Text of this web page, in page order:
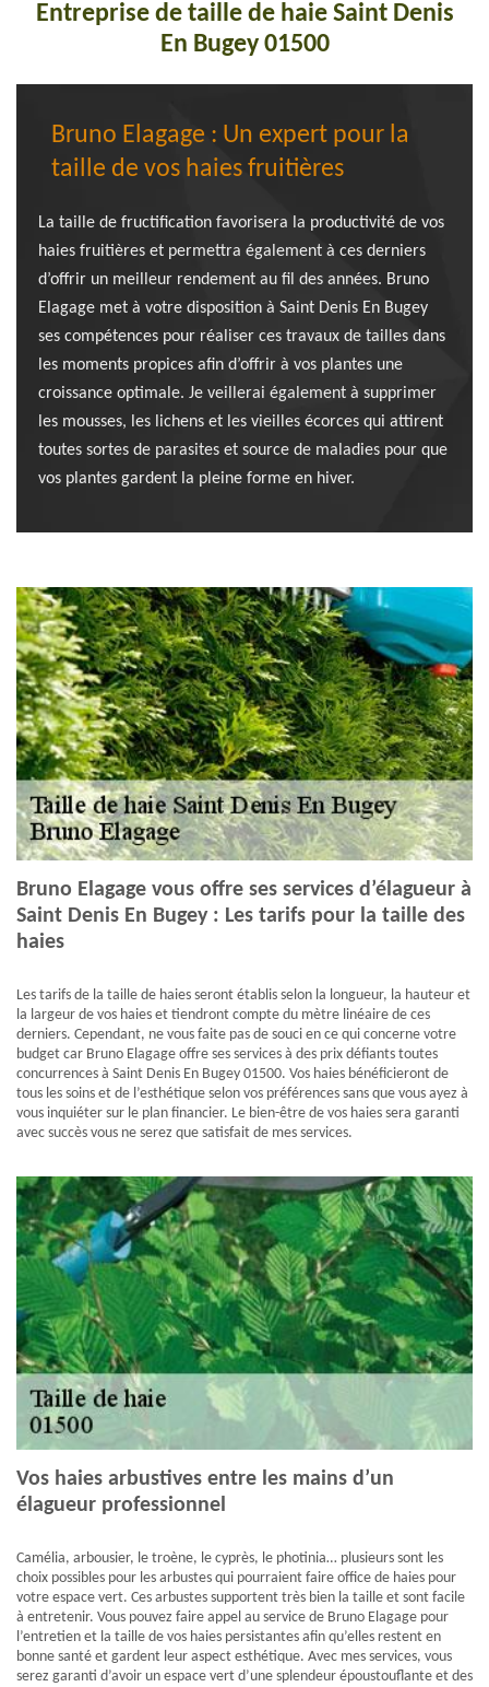
Entreprise de taille de haie Saint Denis
En Bugey 01500
Bruno Elagage : Un expert pour la
taille de vos haies fruitières
La taille de fructification favorisera la productivité de vos
haies fruitières et permettra également à ces derniers
d’offrir un meilleur rendement au fil des années. Bruno
Elagage met à votre disposition à Saint Denis En Bugey
ses compétences pour réaliser ces travaux de tailles dans
les moments propices afin d’offrir à vos plantes une
croissance optimale. Je veillerai également à supprimer
les mousses, les lichens et les vieilles écorces qui attirent
toutes sortes de parasites et source de maladies pour que
vos plantes gardent la pleine forme en hiver.
Bruno Elagage vous offre ses services d’élagueur à
Saint Denis En Bugey : Les tarifs pour la taille des
haies
Les tarifs de la taille de haies seront établis selon la longueur, la hauteur et
la largeur de vos haies et tiendront compte du mètre linéaire de ces
derniers. Cependant, ne vous faite pas de souci en ce qui concerne votre
budget car Bruno Elagage offre ses services à des prix défiants toutes
concurrences à Saint Denis En Bugey 01500. Vos haies bénéficieront de
tous les soins et de l’esthétique selon vos préférences sans que vous ayez à
vous inquiéter sur le plan financier. Le bien-être de vos haies sera garanti
avec succès vous ne serez que satisfait de mes services.
Vos haies arbustives entre les mains d’un
élagueur professionnel
Camélia, arbousier, le troène, le cyprès, le photinia… plusieurs sont les
choix possibles pour les arbustes qui pourraient faire office de haies pour
votre espace vert. Ces arbustes supportent très bien la taille et sont facile
à entretenir. Vous pouvez faire appel au service de Bruno Elagage pour
l’entretien et la taille de vos haies persistantes afin qu’elles restent en
bonne santé et gardent leur aspect esthétique. Avec mes services, vous
serez garanti d’avoir un espace vert d’une splendeur époustouflante et des